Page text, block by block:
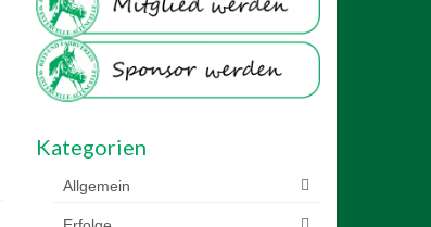
Kategorien
Allgemein